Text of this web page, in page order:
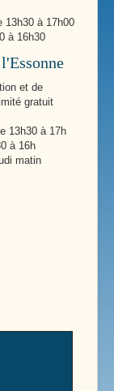
à 17h00
à 16h30
et de
gratuit
à 17h
à 16h
matin